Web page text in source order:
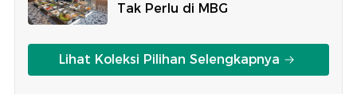
Tak Perlu di MBG
Lihat Koleksi Pilihan Selengkapnya